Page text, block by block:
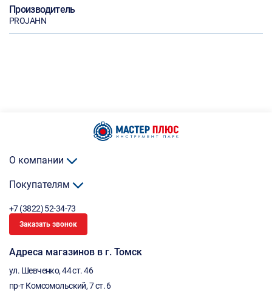
Производитель
PROJAHN
О компании
Покупателям
+7 (3822) 52-34-73
Заказать звонок
Адреса магазинов в г. Томск
ул. Шевченко, 44 ст. 46
пр-т Комсомольский, 7 ст. 6